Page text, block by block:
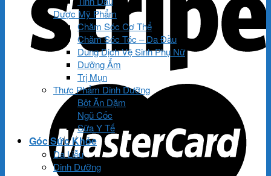
Dược Mỹ Phẩm
Chăm Sóc Cơ Thể
Chăm Sóc Tóc – Da Đầu
Dung Dịch Vệ Sinh Phụ Nữ
Dưỡng Ẩm
Trị Mụn
Thực Phẩm Dinh Dưỡng
Bột Ăn Dặm
Ngũ Cốc
Sữa Y Tế
Góc Sức Khỏe
Da Liễu
Dinh Dưỡng